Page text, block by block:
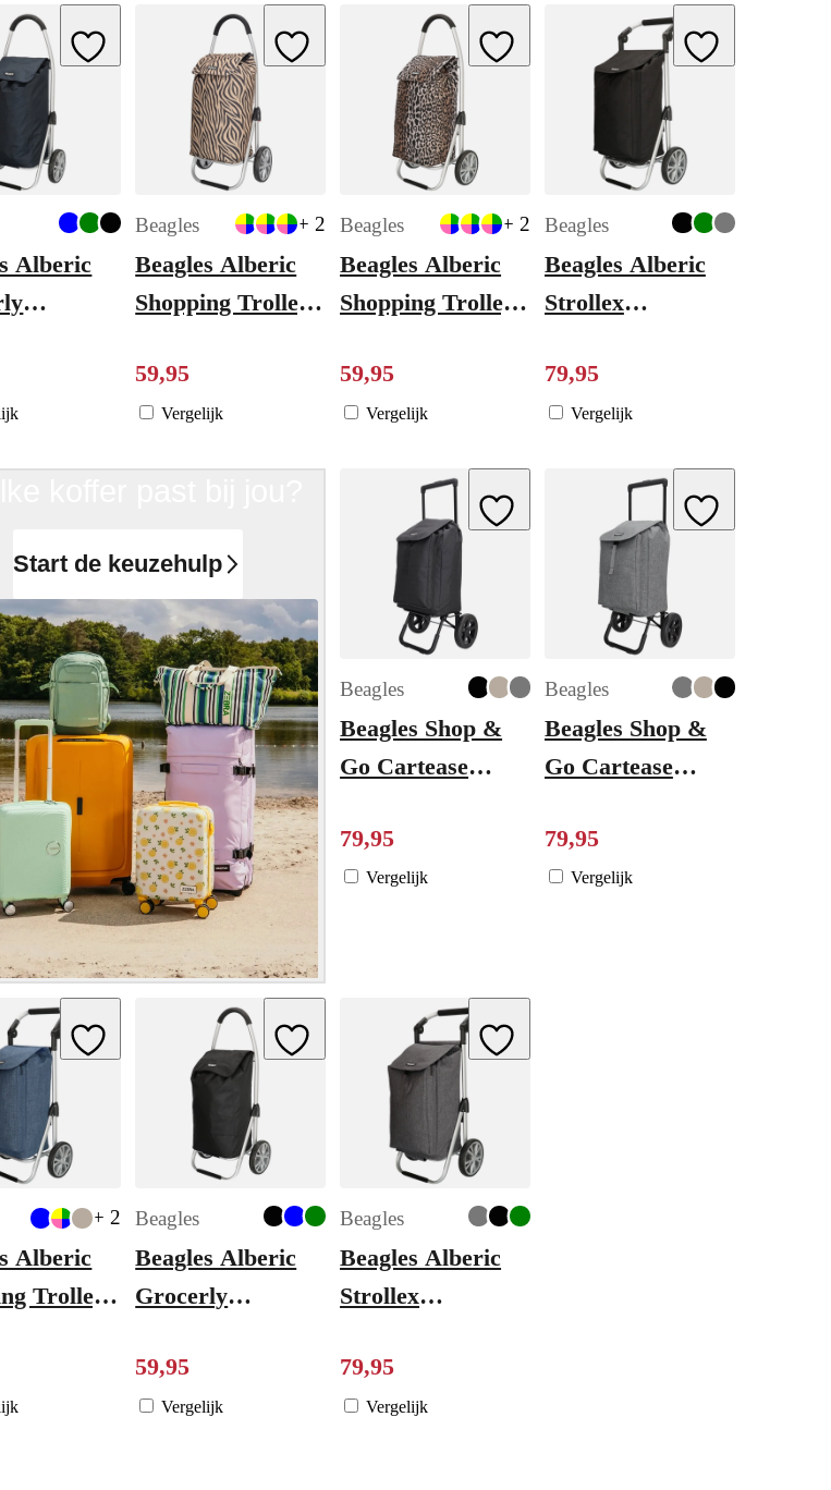
Add to Wishlist
Alberic
Add to Wishlist
+ 2
Beagles
Beagles Alberic
Shopping Trolley
59,95
Vergelijk
Add to Wishlist
+ 2
Beagles
Beagles Alberic
Shopping Trolley
59,95
Vergelijk
Add to Wishlist
Beagles
Beagles Alberic
Strollex
zwart
79,95
Vergelijk
Start de keuzehulp
Add to Wishlist
Beagles
Beagles Shop &
Go Cartease
zwart
79,95
Vergelijk
Add to Wishlist
Beagles
Beagles Shop &
Go Cartease
donkergrijs
79,95
Vergelijk
Add to Wishlist
+ 2
Alberic
Trolley
Add to Wishlist
Beagles
Beagles Alberic
Grocerly
zwart
59,95
Vergelijk
Add to Wishlist
Beagles
Beagles Alberic
Strollex
donkergrijs
79,95
Vergelijk